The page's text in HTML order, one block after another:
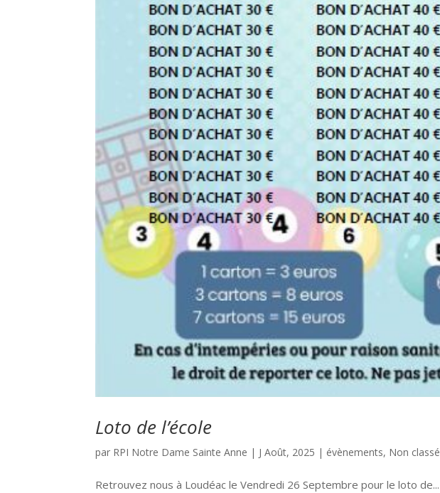
Loto de l’école
par RPI Notre Dame Sainte Anne | J Août, 2025 | évènements, Non classé
Retrouvez nous à Loudéac le Vendredi 26 Septembre pour le loto de...